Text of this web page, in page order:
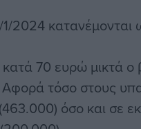
2024 κατανέμονται
70 ευρώ μικτά ο
τόσο στους
όσο και σε